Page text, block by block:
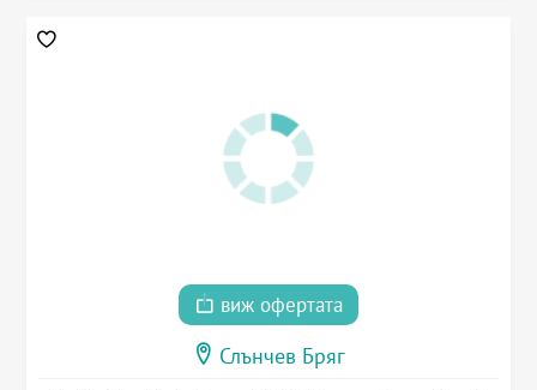
виж офертата
Слънчев Бряг